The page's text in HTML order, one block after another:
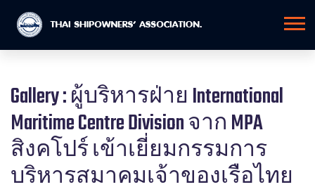
Gallery : ผู้บริหารฝ่าย International
Maritime Centre Division จาก MPA
สิงคโปร์ เข้าเยี่ยมกรรมการ
บริหารสมาคมเจ้าของเรือไทย